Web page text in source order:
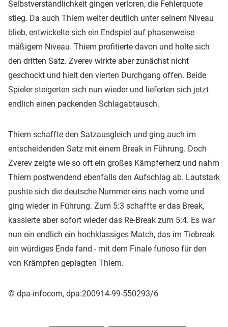
Selbstverständlichkeit gingen verloren, die Fehlerquote
stieg. Da auch Thiem weiter deutlich unter seinem Niveau
blieb, entwickelte sich ein Endspiel auf phasenweise
mäßigem Niveau. Thiem profitierte davon und holte sich
den dritten Satz. Zverev wirkte aber zunächst nicht
geschockt und hielt den vierten Durchgang offen. Beide
Spieler steigerten sich nun wieder und lieferten sich jetzt
endlich einen packenden Schlagabtausch.
Thiem schaffte den Satzausgleich und ging auch im
entscheidenden Satz mit einem Break in Führung. Doch
Zverev zeigte wie so oft ein großes Kämpferherz und nahm
Thiem postwendend ebenfalls den Aufschlag ab. Lautstark
pushte sich die deutsche Nummer eins nach vorne und
ging wieder in Führung. Zum 5:3 schaffte er das Break,
kassierte aber sofort wieder das Re-Break zum 5:4. Es war
nun ein endlich ein hochklassiges Match, das im Tiebreak
ein würdiges Ende fand - mit dem Finale furioso für den
von Krämpfen geplagten Thiem.
© dpa-infocom, dpa:200914-99-550293/6